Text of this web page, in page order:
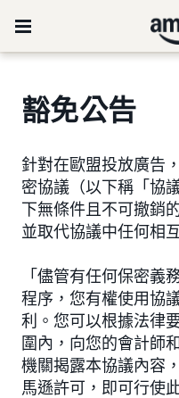
豁免公告
針對在歐盟投放廣告
密協議（以下稱「協
下無條件且不可撤銷
並取代協議中任何相
「儘管有任何保密義
程序，您有權使用協
利。您可以根據法律
圍內，向您的會計師
機關揭露本協議內容
馬遜許可，即可行使